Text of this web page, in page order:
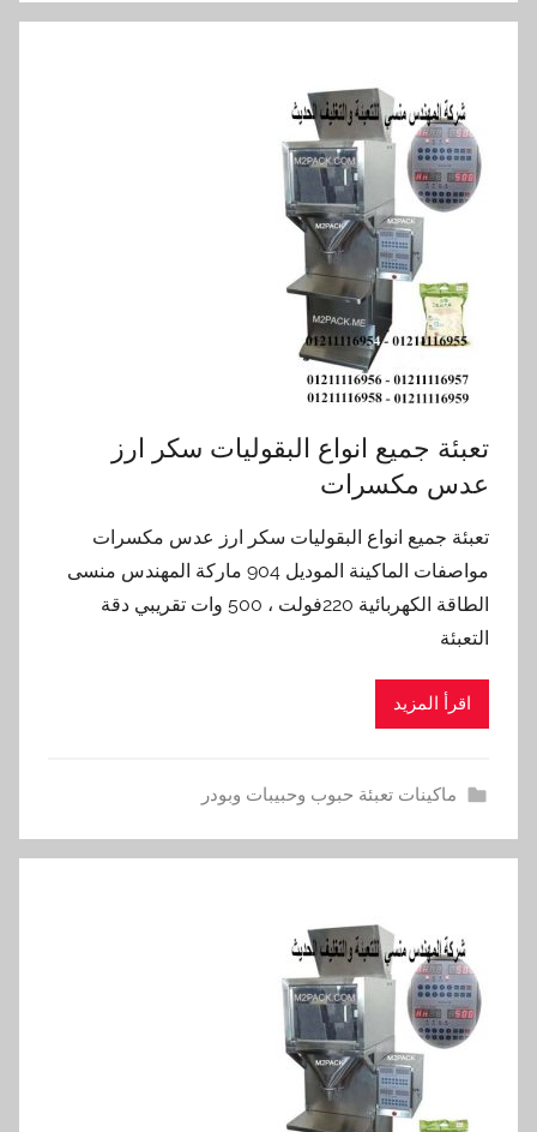
تعبئة جميع انواع البقوليات سكر ارز
عدس مكسرات
تعبئة جميع انواع البقوليات سكر ارز عدس مكسرات
مواصفات الماكينة الموديل 904 ماركة المهندس منسى
الطاقة الكهربائية 220فولت ، 500 وات تقريبي دقة
التعبئة
اقرأ المزيد
ماكينات تعبئة حبوب وحبيبات وبودر